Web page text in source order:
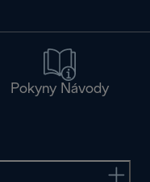
Pokyny Návody